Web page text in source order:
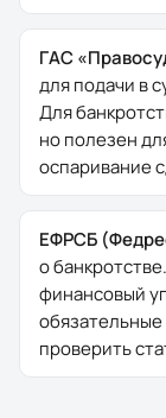
ГАС
для подачи в
Для
но полезен
оспаривание
ЕФРСБ
о
финансовый
проверить